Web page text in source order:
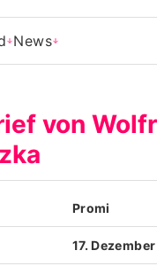
Impressum
Utiq verwalten
News
von
Promi
17.